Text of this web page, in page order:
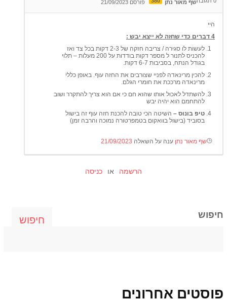
שף מאור נתן פורסם 21/09/2023
היי
4 דברים כדי שחזה לא ייצא יבש :
לעשות לו סגירה / צריבה חזקה של 2-3 דקות בכל צד ואז
להכניס לתנור ל מספר דקות בודדות על 200 מעלות – תלוי
בגודל הנתח, בסביבות 6-7 דקות.
להכין מרינאדה לפניי שצורבים את החזה עוף. באופן כללי
מרינאדה מרככת את חומרי הגלם.
להשתדל לאכול אותו שהוא חם כי אם הוא צריך להתקרר ושוב
להתחמם הוא יהיה יבש
טיפ בונוס – השיטה הכי טובה להכנת חזה עוף זה בישול
בסוביד (בישול בוואקום בטמפרטורה נמוכה והרבה זמן)
שף מאור נתן ענה על השאלה 21/09/2023
הרשמה או כניסה
חיפוש חיפוש
פוסטים אחרונים